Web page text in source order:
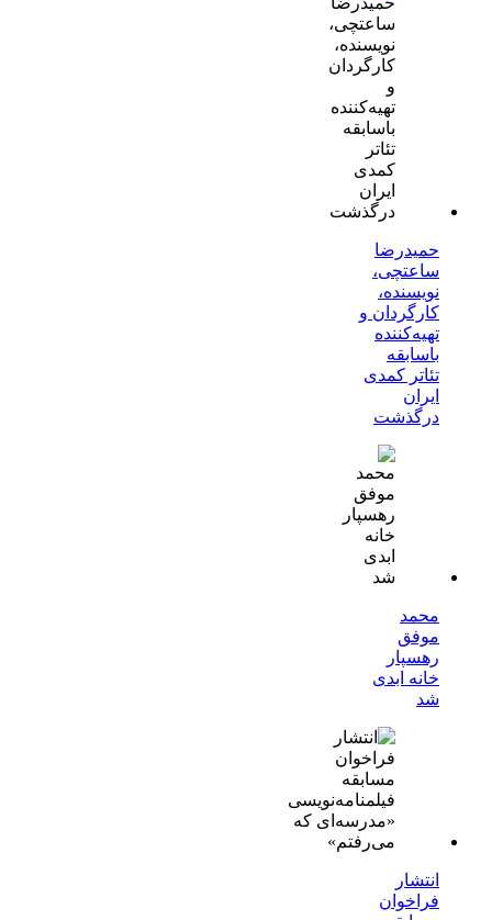
حمیدرضا
ساعتچی،
نویسنده،
کارگردان و
تهیه‌کننده
باسابقه
تئاتر کمدی
ایران
درگذشت
محمد
موفق
رهسپار
خانه ابدی
شد
انتشار
فراخوان